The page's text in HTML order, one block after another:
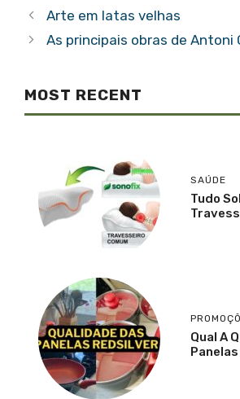
Arte em latas velhas
As principais obras de Antoni
MOST RECENT
SAÚDE
Tudo
Qual A